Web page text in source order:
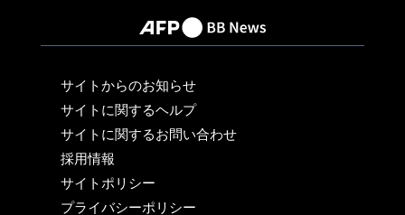
サイトからのお知らせ
サイトに関するヘルプ
サイトに関するお問い合わせ
採用情報
サイトポリシー
プライバシーポリシー